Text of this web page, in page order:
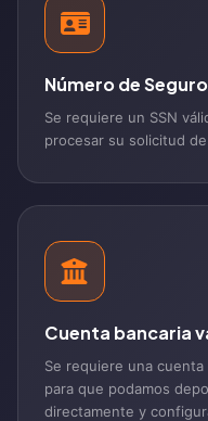
Número de
Se requiere un SSN
procesar su solicitud
Cuenta bancaria
Se requiere una
para que podamos
directamente y